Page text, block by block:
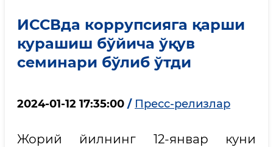
ИССВда коррупсияга қарши
курашиш бўйича ўқув
семинари бўлиб ўтди
2024-01-12 17:35:00 / Пресс-релизлар
Жорий йилнинг 12-январ куни